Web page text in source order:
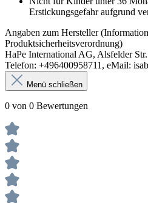
Erstickungsgefahr aufgrund
Angaben zum Hersteller
Produktsicherheitsverordnung)
HaPe International AG, Alsfelder
Telefon: +496400958711, eMail:
Menü schließen
0 von 0 Bewertungen